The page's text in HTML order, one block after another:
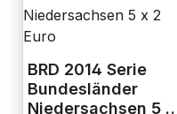
BRD 2014 Serie
Bundesländer
Niedersachsen 5 x